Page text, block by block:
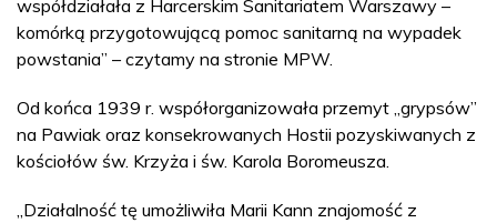
współdziałała z Harcerskim Sanitariatem Warszawy –
komórką przygotowującą pomoc sanitarną na wypadek
powstania” – czytamy na stronie MPW.
Od końca 1939 r. współorganizowała przemyt „grypsów”
na Pawiak oraz konsekrowanych Hostii pozyskiwanych z
kościołów św. Krzyża i św. Karola Boromeusza.
„Działalność tę umożliwiła Marii Kann znajomość z